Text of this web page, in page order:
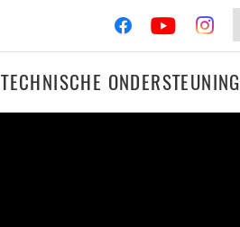
TECHNISCHE ONDERSTEUNING